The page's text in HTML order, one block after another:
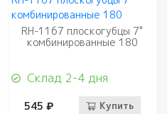
RH-1167 плоскогубцы 7"
комбинированные 180
Склад 2-4 дня
545 ₽ Купить